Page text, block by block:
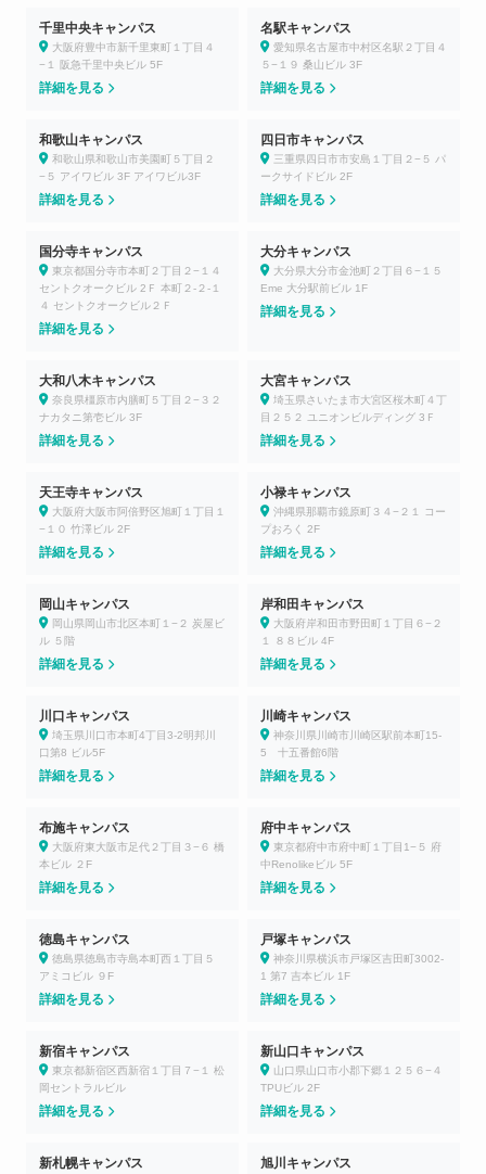
千里中央キャンパス
大阪府豊中市新千里東町１丁目４
−１ 阪急千里中央ビル 5F
詳細を見る
名駅キャンパス
愛知県名古屋市中村区名駅２丁目４
５−１９ 桑山ビル 3F
詳細を見る
和歌山キャンパス
和歌山県和歌山市美園町５丁目２
−５ アイワビル 3F アイワビル3F
詳細を見る
四日市キャンパス
三重県四日市市安島１丁目２−５ パ
ークサイドビル 2F
詳細を見る
国分寺キャンパス
東京都国分寺市本町２丁目２−１４
セントクオークビル 2Ｆ 本町２-２-１
４ セントクオークビル２Ｆ
詳細を見る
大分キャンパス
大分県大分市金池町２丁目６−１５
Eme 大分駅前ビル 1F
詳細を見る
大和八木キャンパス
奈良県橿原市内膳町５丁目２−３２
ナカタニ第壱ビル 3F
詳細を見る
大宮キャンパス
埼玉県さいたま市大宮区桜木町４丁
目２５２ ユニオンビルディング 3Ｆ
詳細を見る
天王寺キャンパス
大阪府大阪市阿倍野区旭町１丁目１
−１０ 竹澤ビル 2F
詳細を見る
小禄キャンパス
沖縄県那覇市鏡原町３４−２１ コー
プおろく 2F
詳細を見る
岡山キャンパス
岡山県岡山市北区本町１−２ 炭屋ビ
ル ５階
詳細を見る
岸和田キャンパス
大阪府岸和田市野田町１丁目６−２
１ ８８ビル 4F
詳細を見る
川口キャンパス
埼玉県川口市本町4丁目3-2明邦川
口第8 ビル5F
詳細を見る
川崎キャンパス
神奈川県川崎市川崎区駅前本町15-
5 十五番館6階
詳細を見る
布施キャンパス
大阪府東大阪市足代２丁目３−６ 橋
本ビル ２F
詳細を見る
府中キャンパス
東京都府中市府中町１丁目1−５ 府
中Renolikeビル 5F
詳細を見る
徳島キャンパス
徳島県徳島市寺島本町西１丁目５
アミコビル ９F
詳細を見る
戸塚キャンパス
神奈川県横浜市戸塚区吉田町3002-
1 第7 吉本ビル 1F
詳細を見る
新宿キャンパス
東京都新宿区西新宿１丁目７−１ 松
岡セントラルビル
詳細を見る
新山口キャンパス
山口県山口市小郡下郷１２５６−４
TPUビル 2F
詳細を見る
新札幌キャンパス 旭川キャンパス